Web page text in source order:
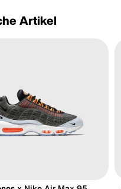
Artikel